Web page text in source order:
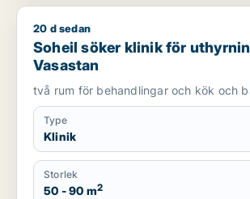
Soheil söker klinik för uthyrning i
20 d sedan
Soheil söker klinik för
Vasastan
två rum för behandlingar och kök och
Type
Klinik
Storlek
50 - 90 m2